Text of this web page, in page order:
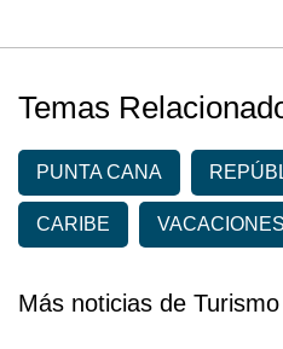
Temas
PUNTA CANA
CARIBE VACACIONES
Más noticias de Turismo